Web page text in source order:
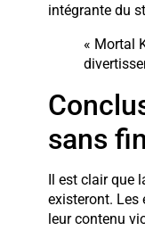
intégrante du
« Mortal
sans
Il est clair que
existeront. Les
leur contenu